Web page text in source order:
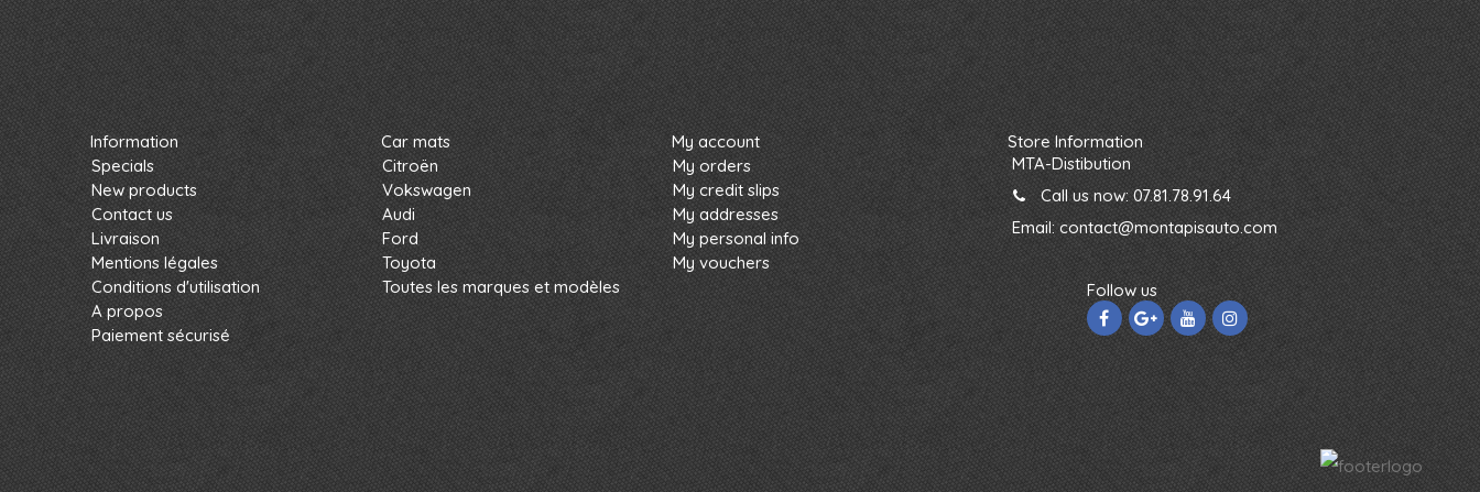
Information
Specials
New products
Contact us
Livraison
Mentions légales
Conditions d'utilisation
A propos
Paiement sécurisé
Car mats
Citroën
Vokswagen
Audi
Ford
Toyota
Toutes les marques et modèles
My account
My orders
My credit slips
My addresses
My personal info
My vouchers
Store Information
MTA-Distibution
Call us now:07.81.78.91.64
Email:contact@montapisauto.com
Follow us